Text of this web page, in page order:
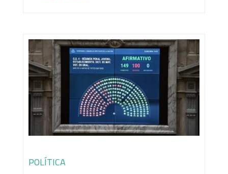
POLÍTICA